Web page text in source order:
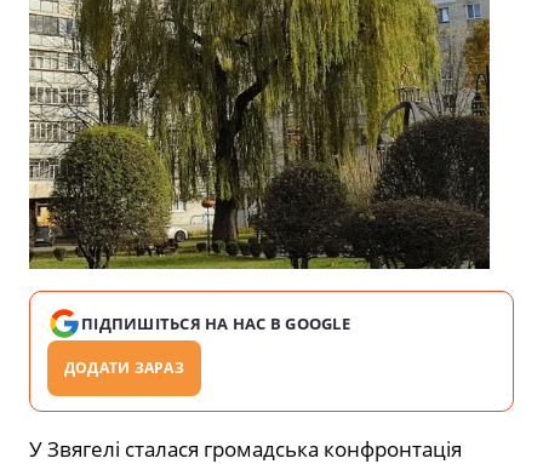
ПІДПИШІТЬСЯ НА НАС В GOOGLE
ДОДАТИ ЗАРАЗ
У Звягелі сталася громадська конфронтація